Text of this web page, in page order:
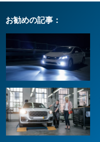
お勧めの記事：